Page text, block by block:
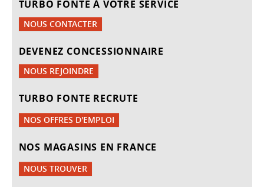
TURBO FONTE À VOTRE SERVICE
NOUS CONTACTER
DEVENEZ CONCESSIONNAIRE
NOUS REJOINDRE
TURBO FONTE RECRUTE
NOS OFFRES D'EMPLOI
NOS MAGASINS EN FRANCE
NOUS TROUVER